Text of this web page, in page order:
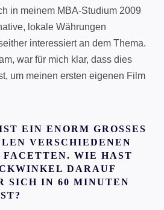
in meinem MBA-Studium 2009
lokale Währungen
interessiert an dem Thema.
war für mich klar, dass dies
um meinen ersten eigenen Film
EIN ENORM GROSSES T
VERSCHIEDENEN A
WIE HAST D
DARAUF G
IN 60 MINUTEN E